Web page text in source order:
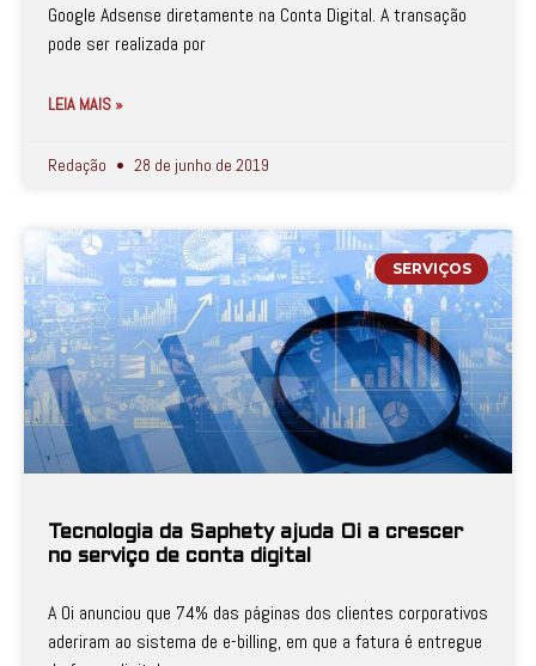
Google Adsense diretamente na Conta Digital. A transação
pode ser realizada por
LEIA MAIS »
Redação 28 de junho de 2019
SERVIÇOS
Tecnologia da Saphety ajuda Oi a crescer
no serviço de conta digital
A Oi anunciou que 74% das páginas dos clientes corporativos
aderiram ao sistema de e-billing, em que a fatura é entregue